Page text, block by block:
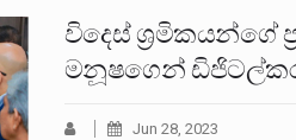
විදෙස් ශ්‍රමිකයන්ගේ
මනූෂගෙන්
Jun 28, 2023